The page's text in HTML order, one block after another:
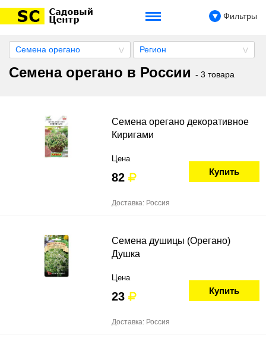
Фильтры
Семена орегано Регион
Семена орегано в России - 3 товара
Семена орегано декоративное
Киригами
Цена
82 Купить
Доставка: Россия
Семена душицы (Орегано)
Душка
Цена
23 Купить
Доставка: Россия